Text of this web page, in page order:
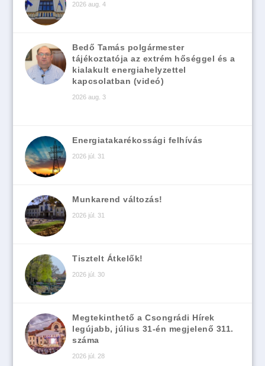
2026 aug. 4
Bedő Tamás polgármester
tájékoztatója az extrém hőséggel és a
kialakult energiahelyzettel
kapcsolatban (videó)
2026 aug. 3
Energiatakarékossági felhívás
2026 júl. 31
Munkarend változás!
2026 júl. 31
Tisztelt Átkelők!
2026 júl. 30
Megtekinthető a Csongrádi Hírek
legújabb, július 31-én megjelenő 311.
száma
2026 júl. 28